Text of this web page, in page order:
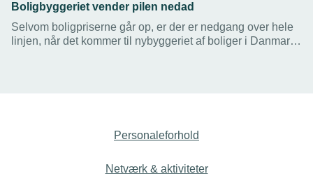
Boligbyggeriet vender pilen nedad
Selvom boligpriserne går op, er der er nedgang over hele
linjen, når det kommer til nybyggeriet af boliger i Danmark,
Personaleforhold
Netværk & aktiviteter